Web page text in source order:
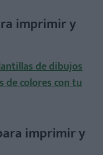
imprimir y
de dibujos
de colores con tu
imprimir y